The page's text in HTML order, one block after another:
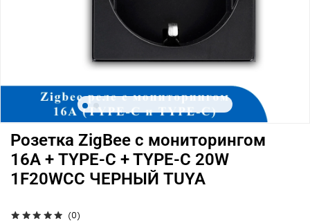
(0)
Розетка ZigBee с мониторингом
16А + TYPE-C + TYPE-C 20W
1F20WCC ЧЕРНЫЙ TUYA